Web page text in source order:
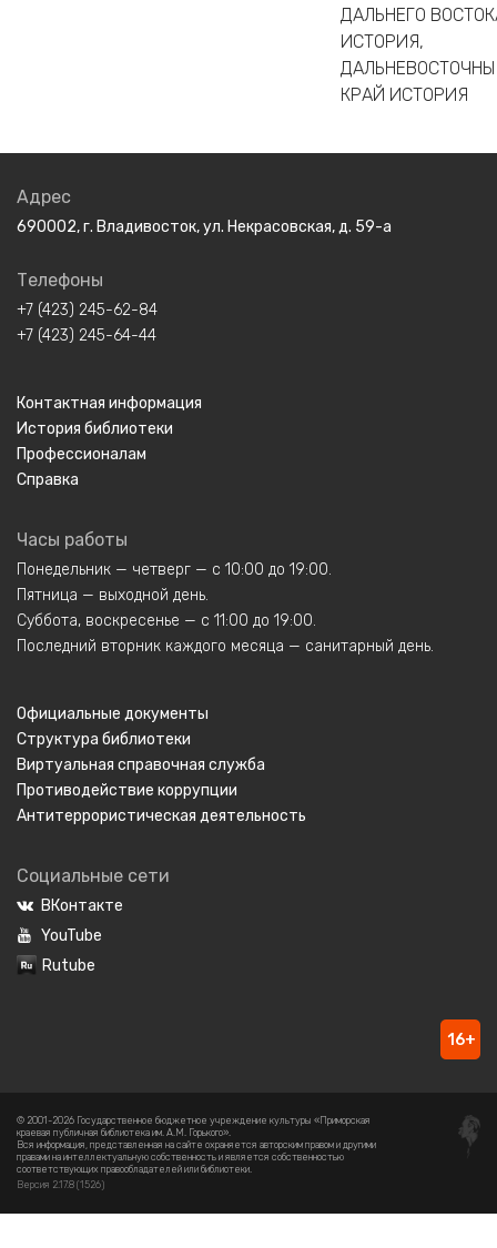
ДАЛЬНЕГО
ИСТОРИЯ,
КРАЙ ИСТОРИЯ
Адрес
690002, г. Владивосток, ул. Некрасовская, д. 59-а
Телефоны
+7 (423) 245-62-84
+7 (423) 245-64-44
Контактная информация
История библиотеки
Профессионалам
Справка
Часы работы
Понедельник — четверг — с 10:00 до 19:00.
Пятница — выходной день.
Суббота, воскресенье — с 11:00 до 19:00.
Последний вторник каждого месяца — санитарный день.
Официальные документы
Структура библиотеки
Виртуальная справочная служба
Противодействие коррупции
Антитеррористическая деятельность
Социальные сети
ВКонтакте
YouTube
Rutube
16+
© 2001-2026 Государственное бюджетное учреждение культуры «Приморская
краевая публичная библиотека им. А.М. Горького».
Вся информация, представленная на сайте охраняется авторским правом и другими
правами на интеллектуальную собственность и является собственностью
соответствующих правообладателей или библиотеки.
Версия 2.17.8 (1526)